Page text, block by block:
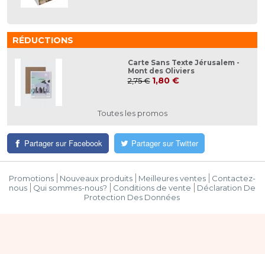
RÉDUCTIONS
Carte Sans Texte Jérusalem -
Mont des Oliviers
2,75 € 1,80 €
Toutes les promos
Partager sur Facebook Partager sur Twitter
Promotions Nouveaux produits Meilleures ventes
Contactez-
nous
Qui sommes-nous? Conditions de vente
Déclaration De
Protection Des Données